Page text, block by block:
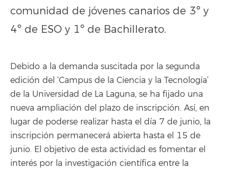
comunidad de jóvenes canarios de 3º y
4º de ESO y 1º de Bachillerato.
Debido a la demanda suscitada por la segunda
edición del ‘Campus de la Ciencia y la Tecnología’
de la Universidad de La Laguna, se ha fijado una
nueva ampliación del plazo de inscripción. Así, en
lugar de poderse realizar hasta el día 7 de junio, la
inscripción permanecerá abierta hasta el 15 de
junio. El objetivo de esta actividad es fomentar el
interés por la investigación científica entre la